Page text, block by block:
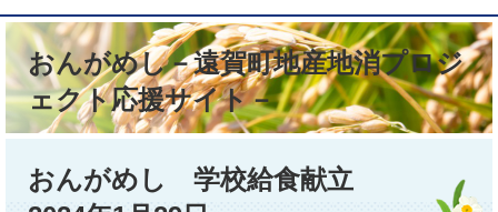
。
て
へ
おんがめし－遠賀町地産地消プロジ
ェクト応援サイト－
おんがめし 学校給食献立